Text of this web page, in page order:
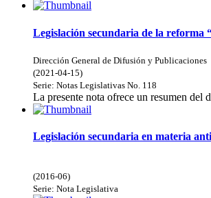
Legislación secundaria de la reforma
Dirección General de Difusión y Publicaciones
(2021-04-15)
Serie: Notas Legislativas No. 118
La presente nota ofrece un resumen del
Legislación secundaria en materia
(2016-06)
Serie: Nota Legislativa